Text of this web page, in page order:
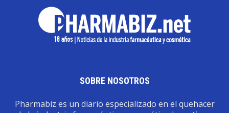
SOBRE NOSOTROS
Pharmabiz es un diario especializado en el quehacer